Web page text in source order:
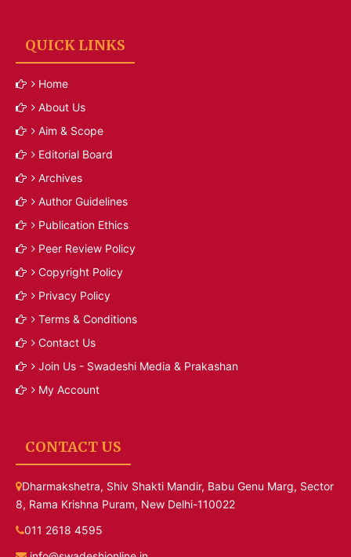
QUICK LINKS
Home
About Us
Aim & Scope
Editorial Board
Archives
Author Guidelines
Publication Ethics
Peer Review Policy
Copyright Policy
Privacy Policy
Terms & Conditions
Contact Us
Join Us - Swadeshi Media & Prakashan
My Account
CONTACT US
Dharmakshetra, Shiv Shakti Mandir, Babu Genu Marg, Sector
8, Rama Krishna Puram, New Delhi-110022
011 2618 4595